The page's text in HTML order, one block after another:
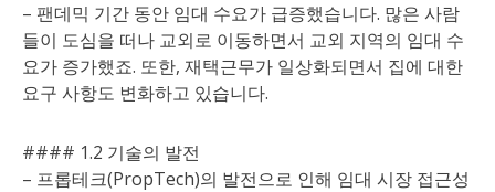
– 팬데믹 기간 동안 임대 수요가 급증했습니다. 많은 사람
들이 도심을 떠나 교외로 이동하면서 교외 지역의 임대 수
요가 증가했죠. 또한, 재택근무가 일상화되면서 집에 대한
요구 사항도 변화하고 있습니다.
#### 1.2 기술의 발전
– 프롭테크(PropTech)의 발전으로 인해 임대 시장 접근성